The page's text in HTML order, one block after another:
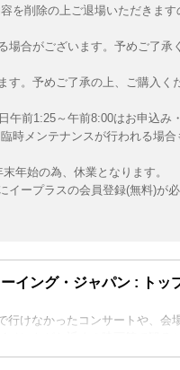
を削除の上ご退場いただきます
場合がございます。予めご了承
す。予めご了承の上、ご購入く
午前1:25～午前8:00はお申込み
時メンテナンスが行われる場合
年始の為、休業となります。
ープラスの会員登録(無料)が
イング・ジャパン : トッ
行けなかったコンサートや、会
大画面と大音量で体験出来る全